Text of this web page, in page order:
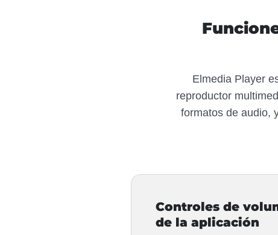
Elmedia Player
reproductor
formatos de audio,
Controles de
de la aplicación